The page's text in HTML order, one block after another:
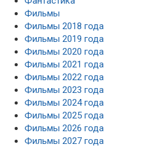
Фильмы
Фильмы 2018 года
Фильмы 2019 года
Фильмы 2020 года
Фильмы 2021 года
Фильмы 2022 года
Фильмы 2023 года
Фильмы 2024 года
Фильмы 2025 года
Фильмы 2026 года
Фильмы 2027 года